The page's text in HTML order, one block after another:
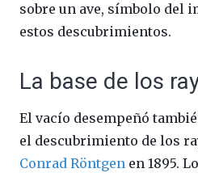
sobre un ave, símbolo del
estos descubrimientos.
La base de los
El vacío desempeñó
el descubrimiento de los
Conrad Röntgen en 1895.